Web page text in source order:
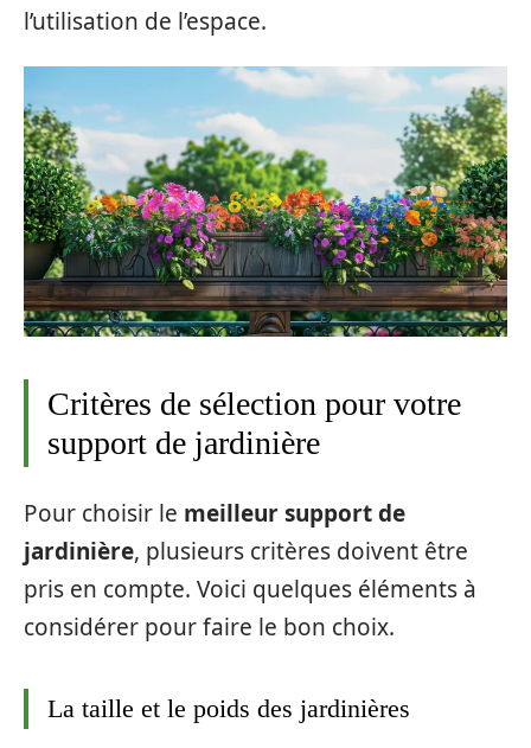
l’utilisation de l’espace.
Critères de sélection pour votre
support de jardinière
Pour choisir le meilleur support de
jardinière, plusieurs critères doivent être
pris en compte. Voici quelques éléments à
considérer pour faire le bon choix.
La taille et le poids des jardinières